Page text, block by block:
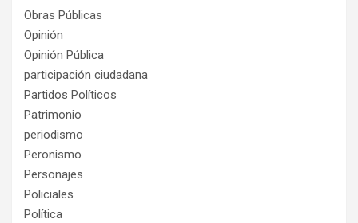
Obras Públicas
Opinión
Opinión Pública
participación ciudadana
Partidos Políticos
Patrimonio
periodismo
Peronismo
Personajes
Policiales
Política